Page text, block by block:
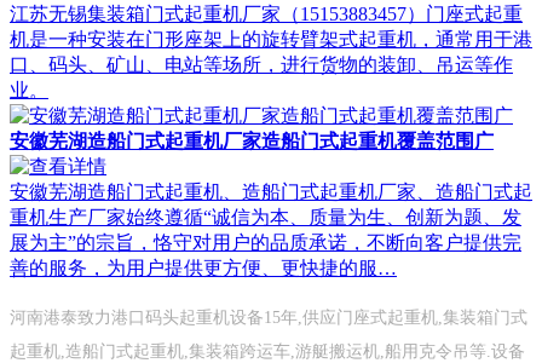
江苏无锡集装箱门式起重机厂家（15153883457）门座式起重
机是一种安装在门形座架上的旋转臂架式起重机，通常用于港
口、码头、矿山、电站等场所，进行货物的装卸、吊运等作
业。
安徽芜湖造船门式起重机厂家造船门式起重机覆盖范围广
安徽芜湖造船门式起重机、造船门式起重机厂家、造船门式起
重机生产厂家始终遵循“诚信为本、质量为生、创新为题、发
展为主”的宗旨，恪守对用户的品质承诺，不断向客户提供完
善的服务，为用户提供更方便、更快捷的服…
河南港泰致力港口码头起重机设备15年,供应门座式起重机,集装箱门式
起重机,造船门式起重机,集装箱跨运车,游艇搬运机,船用克令吊等.设备